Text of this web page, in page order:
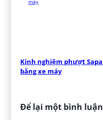
Kinh nghiệm phượt Sapa
bằng xe máy
Để lại một bình luận